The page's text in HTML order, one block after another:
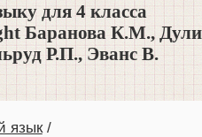
для 4 класса
Баранова К.М., Дули
Р.П., Эванс В.
язык